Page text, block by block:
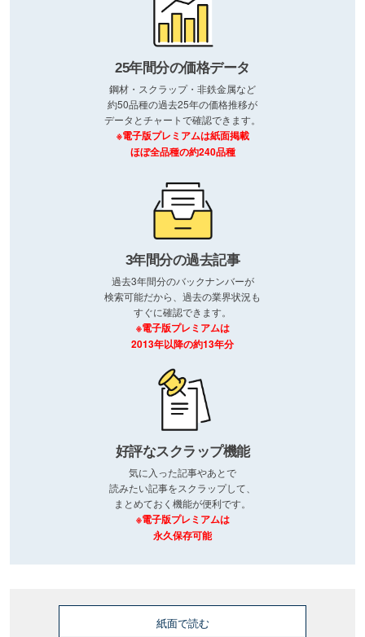
25年間分の価格データ
鋼材・スクラップ・非鉄金属など
約50品種の過去25年の価格推移が
データとチャートで確認できます。
※電子版プレミアムは紙面掲載
ほぼ全品種の約240品種
3年間分の過去記事
過去3年間分のバックナンバーが
検索可能だから、過去の業界状況も
すぐに確認できます。
※電子版プレミアムは
2013年以降の約13年分
好評なスクラップ機能
気に入った記事やあとで
読みたい記事をスクラップして、
まとめておく機能が便利です。
※電子版プレミアムは
永久保存可能
紙面で読む